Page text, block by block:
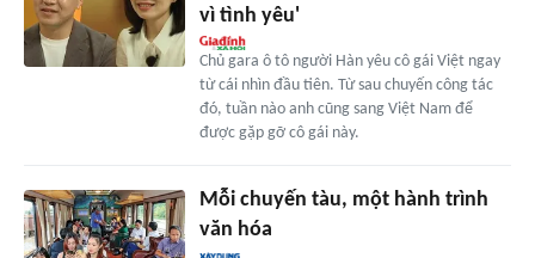
vì tình yêu'
Chủ gara ô tô người Hàn yêu cô gái Việt ngay
từ cái nhìn đầu tiên. Từ sau chuyến công tác
đó, tuần nào anh cũng sang Việt Nam để
được gặp gỡ cô gái này.
Mỗi chuyến tàu, một hành trình
văn hóa